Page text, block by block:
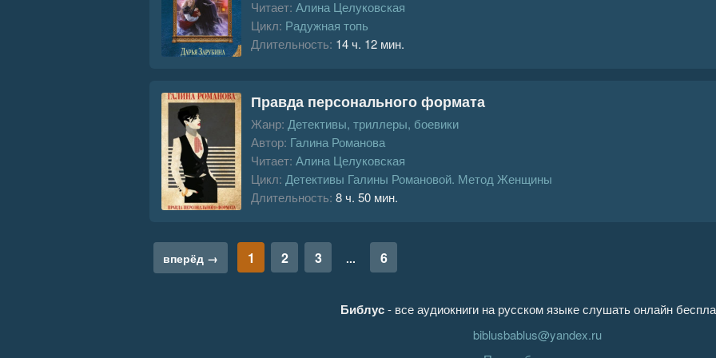
Читает: Алина Целуковская
Цикл: Радужная топь
Длительность: 14 ч. 12 мин.
Правда персонального формата
Жанр: Детективы, триллеры, боевики
Автор: Галина Романова
Читает: Алина Целуковская
Цикл: Детективы Галины Романовой. Метод Женщины
Длительность: 8 ч. 50 мин.
вперёд → 1 2 3 ... 6
Библус- все аудиокниги на русском языке слушать онлайн
biblusbablus@yandex.ru